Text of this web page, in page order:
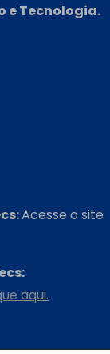
e Tecnologia.
Acesse o site
aqui.